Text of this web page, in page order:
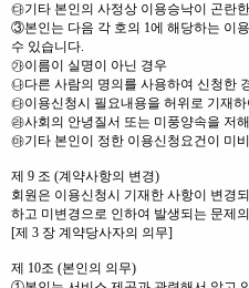
㉰기타 본인의 사정상 이용승낙이 곤란
③본인는 다음 각 호의 1에 해당하는 이
수 있습니다.
㉮이름이 실명이 아닌 경우
㉯다른 사람의 명의를 사용하여 신청한
㉰이용신청시 필요내용을 허위로 기재
㉱사회의 안녕질서 또는 미풍양속을 저
㉲기타 본인이 정한 이용신청요건이 미
제 9 조 (계약사항의 변경)
회원은 이용신청시 기재한 사항이 변경
하고 미변경으로 인하여 발생되는 문제
[제 3 장 계약당사자의 의무]
제 10조 (본인의 의무)